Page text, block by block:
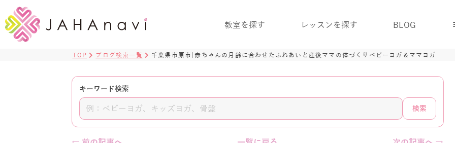
教室を探す レッスンを探す BLOG
TOP ブログ検索一覧 千葉県市原市|赤ちゃんの月齢に合わせたふれあいと産後ママの体づくりベビーヨガ＆ママヨガ
キーワード検索
検索